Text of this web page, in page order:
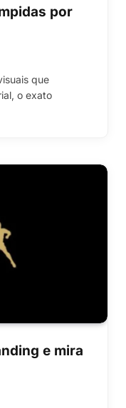
por
que
o exato
e mira